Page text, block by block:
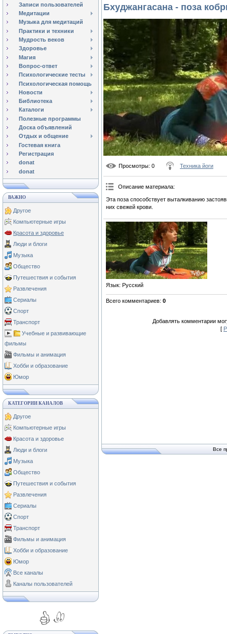
Записи пользователей
Медитации
Музыка для медитаций
Практики и техники
Мудрость веков
Здоровье
Магия
Вопрос-ответ
Психологические тесты
Психологическая помощь
Новости
Библиотека
Каталоги
Полезные программы
Доска объявлений
Отдых и общение
Гостевая книга
Регистрация
donat
donat
ВАЖНО
Другое
Компьютерные игры
Красота и здоровье
Люди и блоги
Музыка
Общество
Путешествия и события
Развлечения
Сериалы
Спорт
Транспорт
Учебные и развивающие
фильмы
Фильмы и анимация
Хобби и образование
Юмор
КАТЕГОРИИ КАНАЛОВ
Другое
Компьютерные игры
Красота и здоровье
Люди и блоги
Музыка
Общество
Путешествия и события
Развлечения
Сериалы
Спорт
Транспорт
Фильмы и анимация
Хобби и образование
Юмор
Все каналы
Каналы пользователей
Бхуджангасана - поза
Просмотры: 0 Техника йоги
Описание материала:
Эта поза способствует выталкиванию
них свежей крови.
Язык: Русский
Всего комментариев: 0
Добавлять комментарии
[
Все